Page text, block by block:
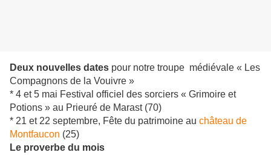
Deux nouvelles dates pour notre troupe médiévale « Les
Compagnons de la Vouivre »
* 4 et 5 mai Festival officiel des sorciers « Grimoire et
Potions » au Prieuré de Marast (70)
* 21 et 22 septembre, Fête du patrimoine au château de
Montfaucon (25)
Le proverbe du mois